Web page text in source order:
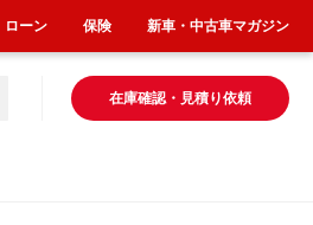
在庫確認・見積り依頼
ローン 保険 新車・中古車マガジン